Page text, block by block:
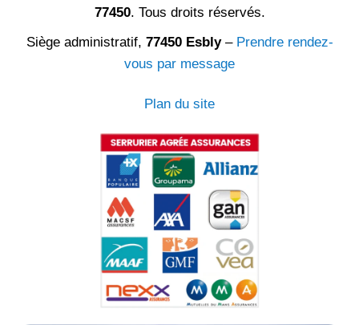
77450. Tous droits réservés.
Siège administratif, 77450 Esbly– Prendre rendez-
vous par message
Plan du site